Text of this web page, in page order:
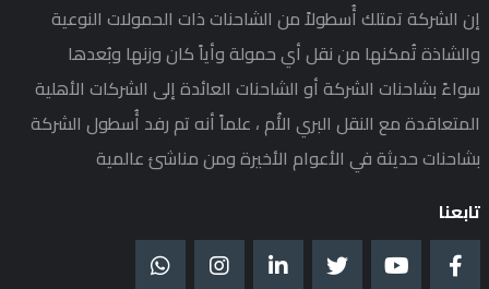
إن الشركة تمتلك أُسطولاً من الشاحنات ذات الحمولات النوعية
والشاذة تُمكنها من نقل أي حمولة وأياً كان وزنها وبُعدها
سواءً بشاحنات الشركة أو الشاحنات العائدة إلى الشركات الأهلية
المتعاقدة مع النقل البري الأُم ، علماً أنه تم رفد أُسطول الشركة
بشاحنات حديثة في الأعوام الأخيرة ومن مناشئ عالمية
تابعنا